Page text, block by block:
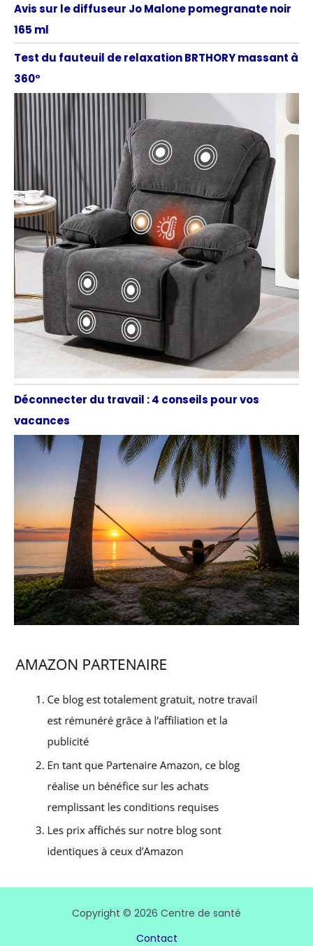
Avis sur le diffuseur Jo Malone pomegranate noir
165 ml
Test du fauteuil de relaxation BRTHORY massant à
360°
Déconnecter du travail : 4 conseils pour vos
vacances
Copyright © 2026 Centre de santé
Contact